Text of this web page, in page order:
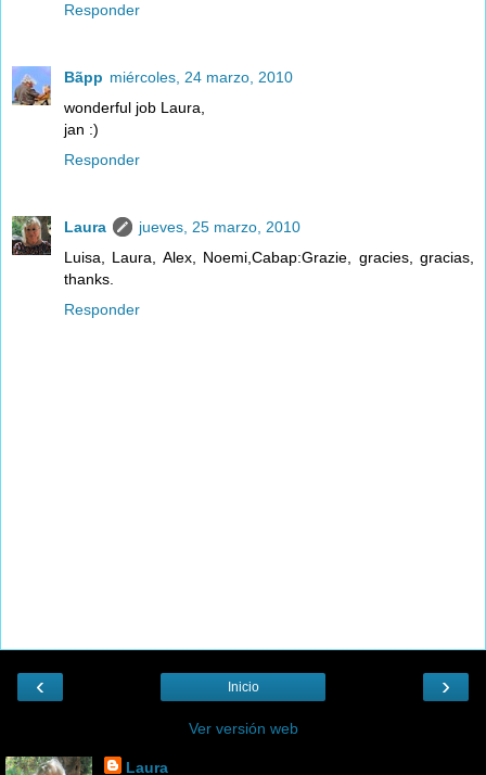
Responder
Bãpp miércoles, 24 marzo, 2010
wonderful job Laura,
jan :)
Responder
Laura
jueves, 25 marzo, 2010
Luisa, Laura, Alex, Noemi,Cabap:Grazie, gracies, gracias,
thanks.
Responder
‹ ›
Inicio
Ver versión web
Laura